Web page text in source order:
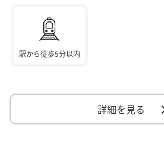
駅から徒歩5分以内
詳細を見る